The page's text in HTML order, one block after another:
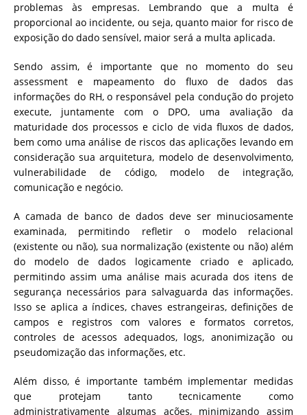
problemas às empresas. Lembrando que a multa é
proporcional ao incidente, ou seja, quanto maior for risco de
exposição do dado sensível, maior será a multa aplicada.
Sendo assim, é importante que no momento do seu
assessment e mapeamento do fluxo de dados das
informações do RH, o responsável pela condução do projeto
execute, juntamente com o DPO, uma avaliação da
maturidade dos processos e ciclo de vida fluxos de dados,
bem como uma análise de riscos das aplicações levando em
consideração sua arquitetura, modelo de desenvolvimento,
vulnerabilidade de código, modelo de integração,
comunicação e negócio.
A camada de banco de dados deve ser minuciosamente
examinada, permitindo refletir o modelo relacional
(existente ou não), sua normalização (existente ou não) além
do modelo de dados logicamente criado e aplicado,
permitindo assim uma análise mais acurada dos itens de
segurança necessários para salvaguarda das informações.
Isso se aplica a índices, chaves estrangeiras, definições de
campos e registros com valores e formatos corretos,
controles de acessos adequados, logs, anonimização ou
pseudomização das informações, etc.
Além disso, é importante também implementar medidas
que protejam tanto tecnicamente como
administrativamente algumas ações, minimizando assim